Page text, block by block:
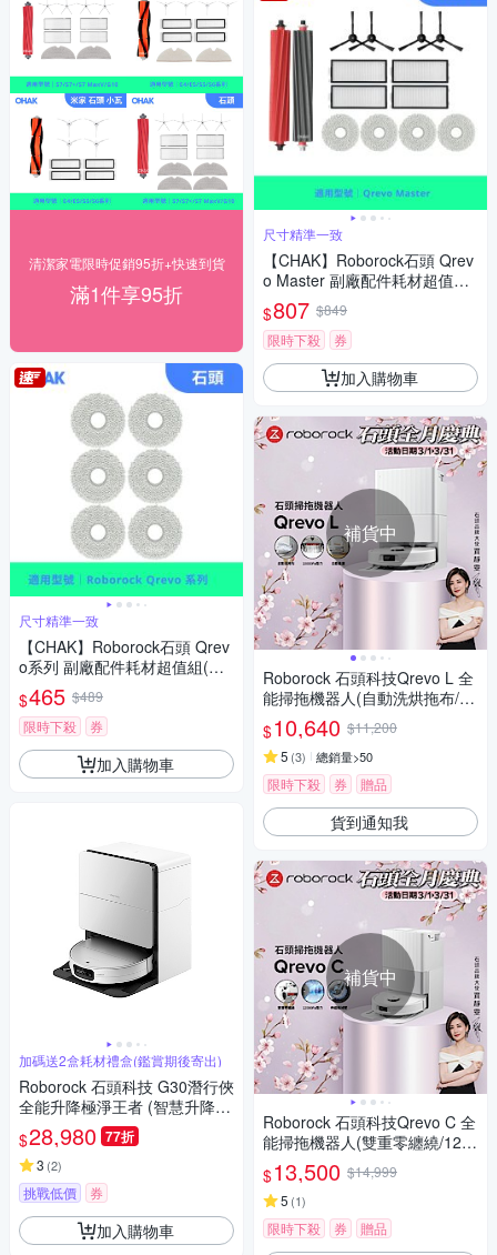
清潔家電限時促銷95折+快速到貨
滿1件享95折
尺寸精準一致
【CHAK】Roborock石頭 Qrev
o系列 副廠配件耗材超值組(拖
布6入組)
$465 $489
限時下殺
券
加入購物車
加碼送2盒耗材禮盒(鑑賞期後寄出)
Roborock 石頭科技 G30潛行俠
全能升降極淨王者 (智慧升降全
域LDS/超薄7.98/聲波恆濕拖地/
22000Pa)
$28,980 77折
3 (2)
挑戰低價 券
加入購物車
尺寸精準一致
【CHAK】Roborock石頭 Qrev
o Master 副廠配件耗材超值組
(主刷x1 邊刷x4 濾網x4 拖布x4)
$807 $849
限時下殺
券
加入購物車
補貨中
Roborock 石頭科技Qrevo L 全
能掃拖機器人(自動洗烘拖布/自
動集塵/10000Pa吸力/零纏繞邊
刷)
$10,640 $11,200
5 (3) 總銷量>50
限時下殺 券 贈品
貨到通知我
補貨中
Roborock 石頭科技Qrevo C 全
能掃拖機器人(雙重零纏繞/120
00Pa吸力/伸縮機械臂/45度烘
乾)
$13,500 $14,999
5 (1)
限時下殺 券 贈品